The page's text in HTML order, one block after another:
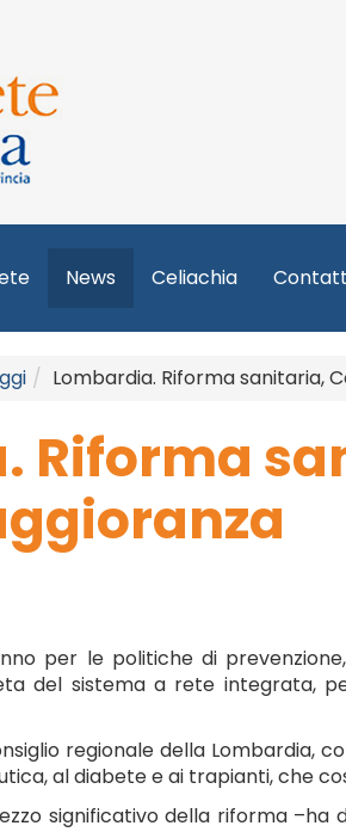
News Celiachia
Lombardia. Riforma sanitaria,
Riforma
per le politiche di
del sistema a rete integrata,
regionale della Lombardia,
al diabete e ai trapianti, che
significativo della riforma